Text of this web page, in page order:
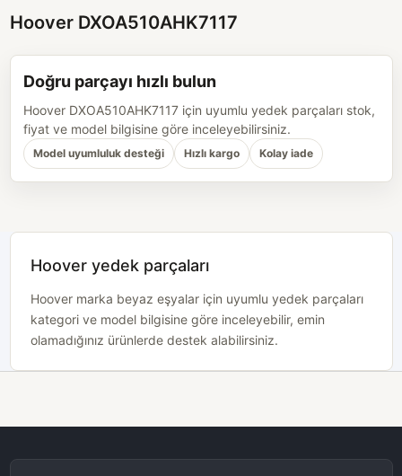
Hoover DXOA510AHK7117
Doğru parçayı hızlı bulun
Hoover DXOA510AHK7117 için uyumlu yedek parçaları stok,
fiyat ve model bilgisine göre inceleyebilirsiniz.
Model uyumluluk desteği Hızlı kargo Kolay iade
Hoover yedek parçaları
Hoover marka beyaz eşyalar için uyumlu yedek parçaları
kategori ve model bilgisine göre inceleyebilir, emin
olamadığınız ürünlerde destek alabilirsiniz.